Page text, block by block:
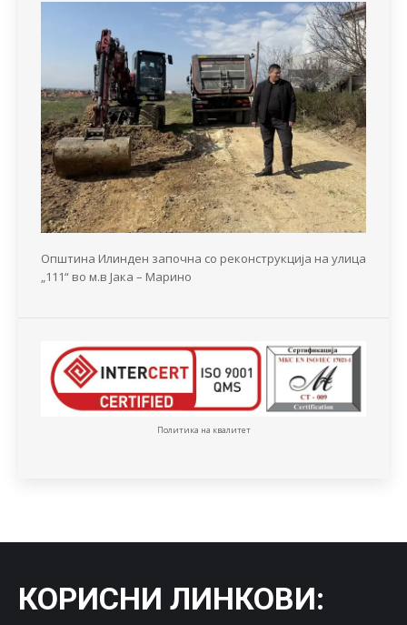
Општина Илинден започна со реконструкција на улица
„111“ во м.в Јака – Марино
Политика на квалитет
КОРИСНИ ЛИНКОВИ: